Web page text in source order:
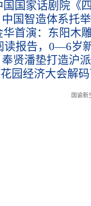
国家话剧院《
国智造体系托
首演：东阳木
读报告，0—6岁
贤潘垫打造沪
园经济大会解
国谕新